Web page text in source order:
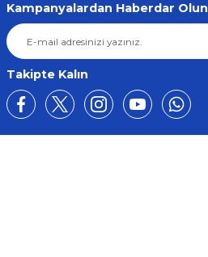
Kampanyalardan Haberdar Olun
Takipte Kalın